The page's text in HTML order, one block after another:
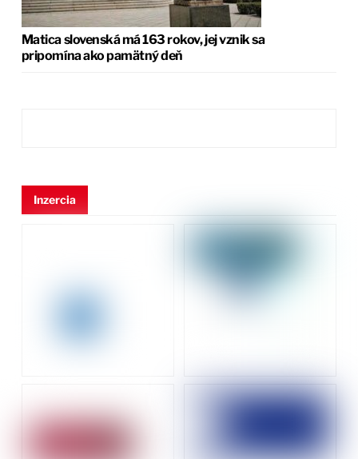
Matica slovenská má 163 rokov, jej vznik sa
pripomína ako pamätný deň
Inzercia